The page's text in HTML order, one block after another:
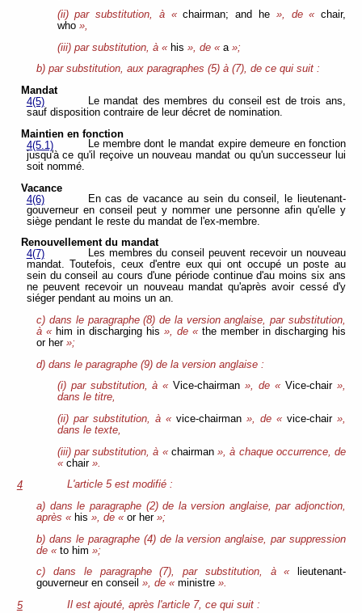
(ii) par substitution, à «chairman; and he», de «chair,
who»,
(iii) par substitution, à «his », de « a»;
b) par substitution, aux paragraphes (5) à (7), de ce qui suit :
Mandat
4(5)
Le mandat des membres du conseil est de trois ans,
sauf disposition contraire de leur décret de nomination.
Maintien en fonction
4(5.1)
Le membre dont le mandat expire demeure en fonction
jusqu'à ce qu'il reçoive un nouveau mandat ou qu'un successeur lui
soit nommé.
Vacance
4(6)
En cas de vacance au sein du conseil, le lieutenant-
gouverneur en conseil peut y nommer une personne afin qu'elle y
siège pendant le reste du mandat de l'ex-membre.
Renouvellement du mandat
4(7)
Les membres du conseil peuvent recevoir un nouveau
mandat. Toutefois, ceux d'entre eux qui ont occupé un poste au
sein du conseil au cours d'une période continue d'au moins six ans
ne peuvent recevoir un nouveau mandat qu'après avoir cessé d'y
siéger pendant au moins un an.
c) dans le paragraphe (8) de la version anglaise, par substitution,
à « him in discharging his », de «the member in discharging his
or her»;
d) dans le paragraphe (9) de la version anglaise :
(i) par substitution, à « Vice-chairman », de «Vice-chair»,
dans le titre,
(ii) par substitution, à «vice-chairman», de « vice-chair»,
dans le texte,
(iii) par substitution, à «chairman», à chaque occurrence, de
« chair».
4
L'article 5 est modifié :
a) dans le paragraphe (2) de la version anglaise, par adjonction,
après « his», de « or her»;
b) dans le paragraphe (4) de la version anglaise, par suppression
de « to him »;
c) dans le paragraphe (7), par substitution, à «
lieutenant-
gouverneur en conseil », de «ministre».
5
Il est ajouté, après l'article 7, ce qui suit :